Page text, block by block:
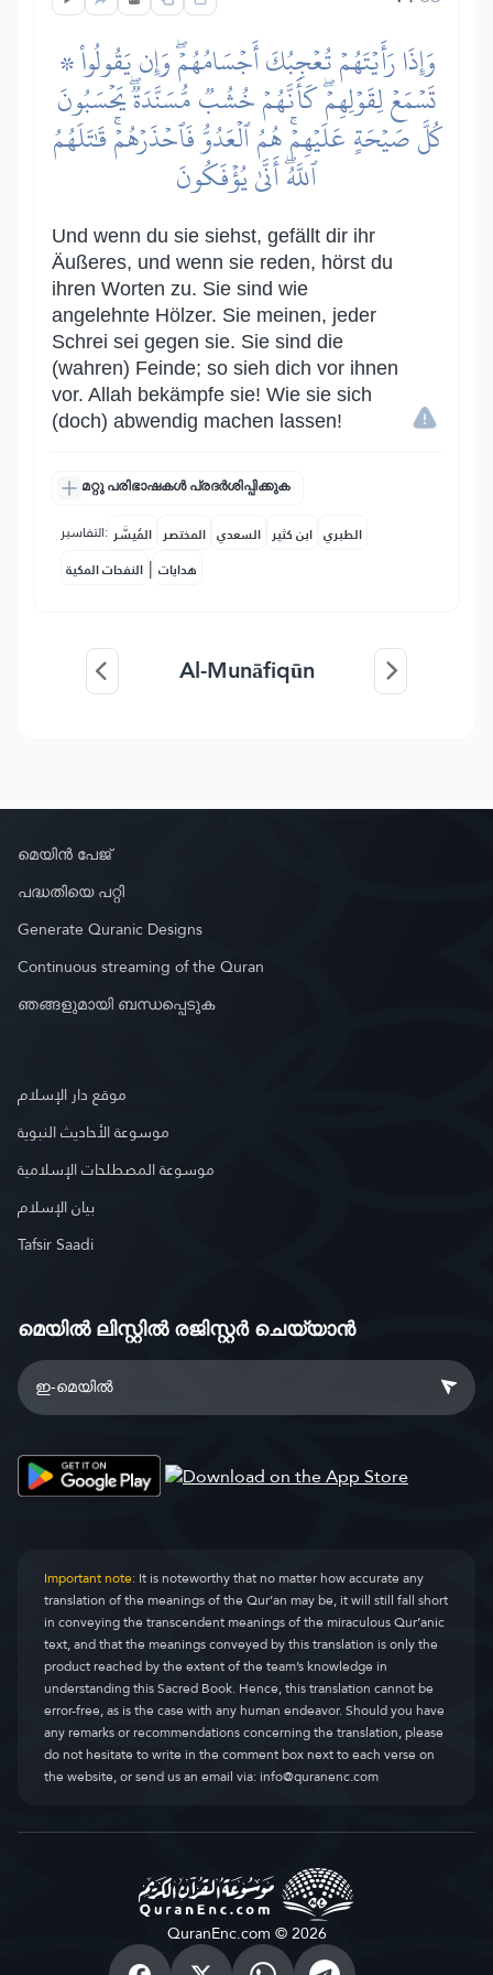
۞ وَإِذَا رَأَيۡتَهُمۡ تُعۡجِبُكَ أَجۡسَامُهُمۡۖ وَإِن يَقُولُواْ
تَسۡمَعۡ لِقَوۡلِهِمۡۖ كَأَنَّهُمۡ خُشُبٞ مُّسَنَّدَةٞۖ يَحۡسَبُونَ
كُلَّ صَيۡحَةٍ عَلَيۡهِمۡۚ هُمُ ٱلۡعَدُوُّ فَٱحۡذَرۡهُمۡۚ قَٰتَلَهُمُ
ٱللَّهُۖ أَنَّىٰ يُؤۡفَكُونَ
Und wenn du sie siehst, gefällt dir ihr
Äußeres, und wenn sie reden, hörst du
ihren Worten zu. Sie sind wie
angelehnte Hölzer. Sie meinen, jeder
Schrei sei gegen sie. Sie sind die
(wahren) Feinde; so sieh dich vor ihnen
vor. Allah bekämpfe sie! Wie sie sich
(doch) abwendig machen lassen!
മറ്റു പരിഭാഷകൾ പ്രദർശിപ്പിക്കുക
التفاسير: المُيسَّر المختصر السعدي ابن كثير الطبري
النفحات المكية | هدايات
Al-Munāfiqūn
മെയിൻ പേജ്
പദ്ധതിയെ പറ്റി
Generate Quranic Designs
Continuous streaming of the Quran
ഞങ്ങളുമായി ബന്ധപ്പെടുക
موقع دار الإسلام
موسوعة الأحاديث النبوية
موسوعة المصطلحات الإسلامية
بيان الإسلام
Tafsir Saadi
മെയിൽ ലിസ്റ്റിൽ രജിസ്റ്റർ ചെയ്യാൻ
Important note:It is noteworthy that no matter how accurate any
translation of the meanings of the Qur’an may be, it will still fall short
in conveying the transcendent meanings of the miraculous Qur’anic
text, and that the meanings conveyed by this translation is only the
product reached by the extent of the team’s knowledge in
understanding this Sacred Book. Hence, this translation cannot be
error-free, as is the case with any human endeavor. Should you have
any remarks or recommendations concerning the translation, please
do not hesitate to write in the comment box next to each verse on
the website, or send us an email via:info@quranenc.com
QuranEnc.com © 2026